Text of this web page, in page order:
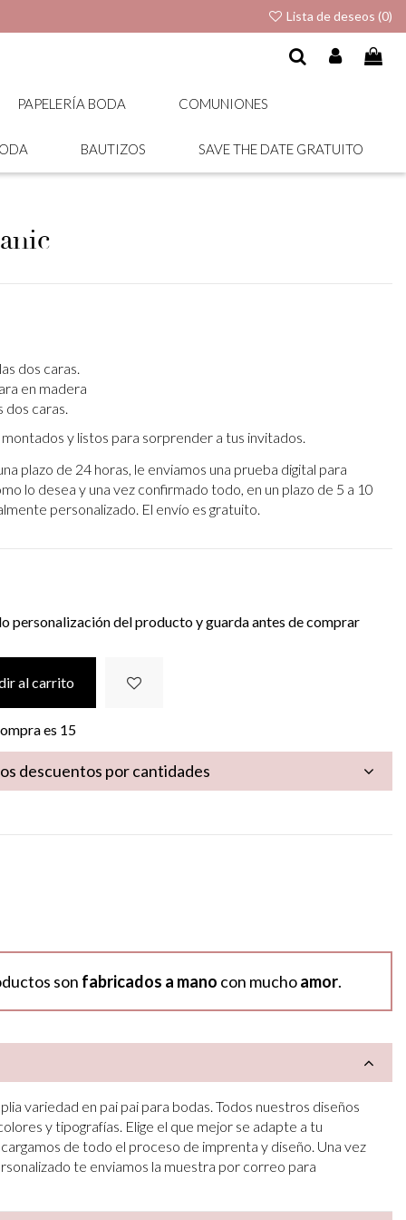
Lista de deseos (0)
PAPELERÍA BODA COMUNIONES
BAUTIZOS SAVE THE DATE GRATUITO
dos caras.
en madera
dos caras.
y listos para sorprender a tus invitados.
plazo de 24 horas, le enviamos una prueba digital para
lo desea y una vez confirmado todo, en un plazo de 5 a 10
personalizado. El envío es gratuito.
personalización del producto y guarda antes de comprar
al carrito
es 15
descuentos por cantidades
son fabricados a mano con muchoamor.
variedad en pai pai para bodas. Todos nuestros diseños
y tipografías. Elige el que mejor se adapte a tu
de todo el proceso de imprenta y diseño. Una vez
te enviamos la muestra por correo para